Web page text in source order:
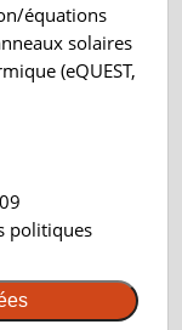
équations
solaires
(eQUEST,
politiques